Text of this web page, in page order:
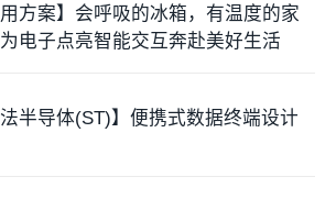
用方案】会呼吸的冰箱，有温度的家
为电子点亮智能交互奔赴美好生活
法半导体(ST)】便携式数据终端设计